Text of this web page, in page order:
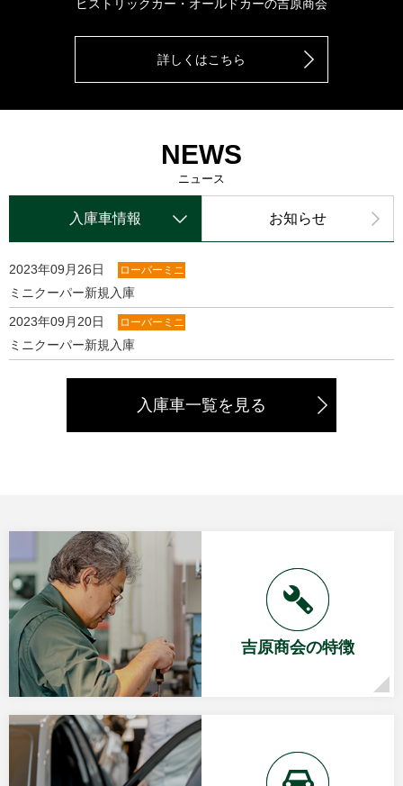
ヒストリックカー・オールドカーの吉原商会
詳しくはこちら
NEWS
ニュース
入庫車情報 お知らせ
2023年09月26日 ローバーミニ
ミニクーパー新規入庫
2023年09月20日
ローバーミニ
ミニクーパー新規入庫
入庫車一覧を見る
吉原商会の特徴